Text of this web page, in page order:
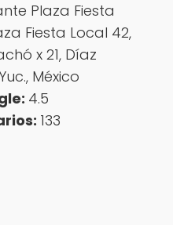
Plaza Fiesta
Fiesta Local 42,
x 21, Díaz
México
4.5
133